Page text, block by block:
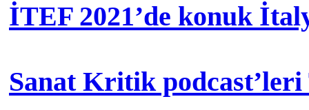
İTEF 2021’de konuk
Sanat Kritik podcast’leri